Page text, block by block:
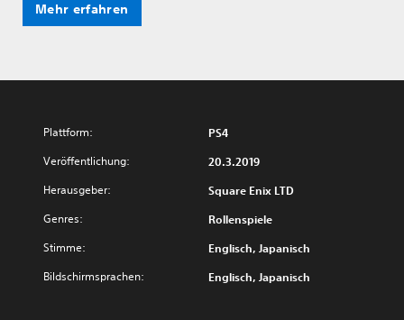
Mehr erfahren
Plattform: PS4
Veröffentlichung: 20.3.2019
Herausgeber: Square Enix LTD
Genres: Rollenspiele
Stimme: Englisch, Japanisch
Bildschirmsprachen: Englisch, Japanisch